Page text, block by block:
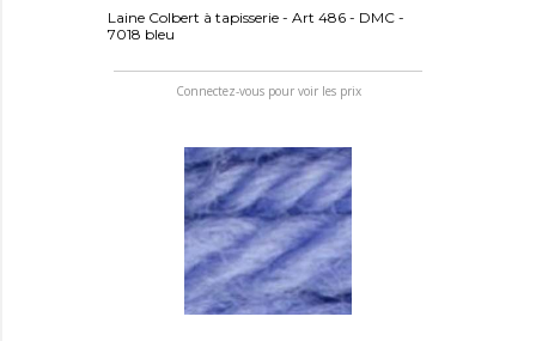
Laine Colbert à tapisserie - Art 486 - DMC -
7018 bleu
Connectez-vous pour voir les prix